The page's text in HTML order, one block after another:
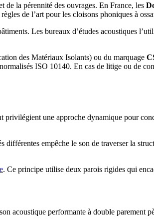
de la pérennité des ouvrages. En France, les
de l’art pour les cloisons phoniques à
Les bureaux d’études acoustiques
des Matériaux Isolants) ou du marquage
ISO 10140. En cas de litige ou de
privilégient une approche dynamique pour
empêche le son de traverser la
. Ce principe utilise deux parois rigides qui
acoustique performante à double parement